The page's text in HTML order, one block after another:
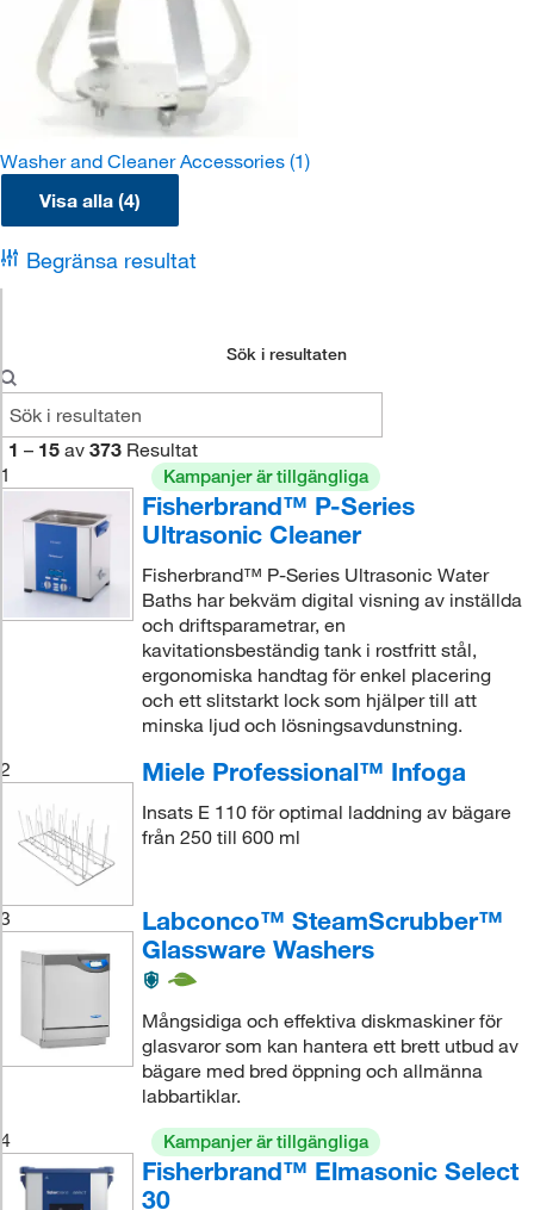
Washer and Cleaner Accessories (1)
Visa alla (4)
Begränsa resultat
Sök i resultaten
1 – 15 av 373 Resultat
1
Kampanjer är tillgängliga
Fisherbrand™ P-Series
Ultrasonic Cleaner
Fisherbrand™ P-Series Ultrasonic Water
Baths har bekväm digital visning av inställda
och driftsparametrar, en
kavitationsbeständig tank i rostfritt stål,
ergonomiska handtag för enkel placering
och ett slitstarkt lock som hjälper till att
minska ljud och lösningsavdunstning.
2
Miele Professional™ Infoga
Insats E 110 för optimal laddning av bägare
från 250 till 600 ml
3
Labconco™ SteamScrubber™
Glassware Washers
Mångsidiga och effektiva diskmaskiner för
glasvaror som kan hantera ett brett utbud av
bägare med bred öppning och allmänna
labbartiklar.
4
Kampanjer är tillgängliga
Fisherbrand™ Elmasonic Select
30